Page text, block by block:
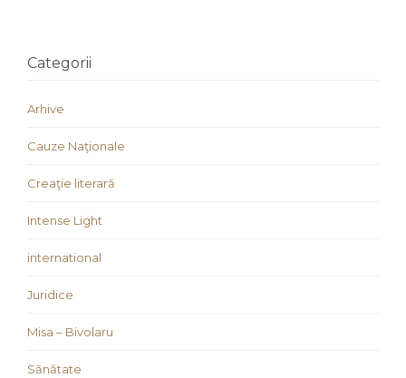
Categorii
Arhive
Cauze Naţionale
Creaţie literară
Intense Light
international
Juridice
Misa – Bivolaru
Sănătate